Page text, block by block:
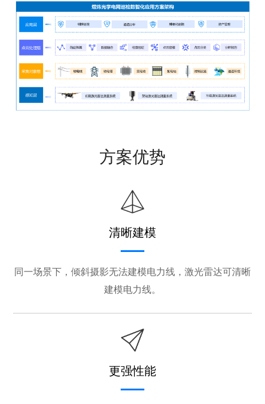
方案优势
清晰建模
同一场景下，倾斜摄影无法建模电力线，激光雷达可清晰
建模电力线。
更强性能